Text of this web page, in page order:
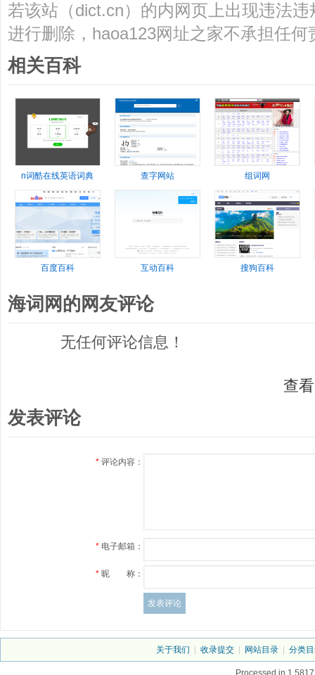
若该站（dict.cn）的内网页上出现违法
进行删除，haoa123网址之家不承担任何
相关百科
n词酷在线英语词典 查字网站 组词网
百度百科 互动百科 搜狗百科
海词网的网友评论
无任何评论信息！
查
发表评论
* 评论内容：
* 电子邮箱：
* 昵 称：
关于我们 收录提交 网站目录 分类
Processed in